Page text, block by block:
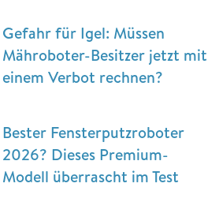
Gefahr für Igel: Müssen
Mähroboter-Besitzer jetzt mit
einem Verbot rechnen?
Bester Fensterputzroboter
2026? Dieses Premium-
Modell überrascht im Test